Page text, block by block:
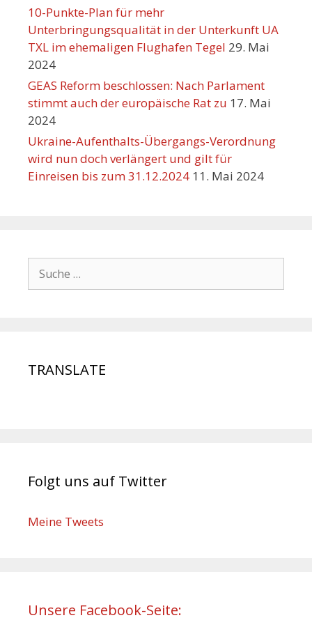
10-Punkte-Plan für mehr
Unterbringungsqualität in der Unterkunft UA
TXL im ehemaligen Flughafen Tegel 29. Mai
2024
GEAS Reform beschlossen: Nach Parlament
stimmt auch der europäische Rat zu 17. Mai
2024
Ukraine-Aufenthalts-Übergangs-Verordnung
wird nun doch verlängert und gilt für
Einreisen bis zum 31.12.2024 11. Mai 2024
TRANSLATE
Folgt uns auf Twitter
Meine Tweets
Unsere Facebook-Seite: